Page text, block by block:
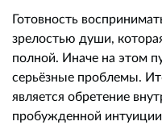
Готовность
зрелостью души,
полной. Иначе на этом
серьёзные проблемы.
является обретение
пробужденной